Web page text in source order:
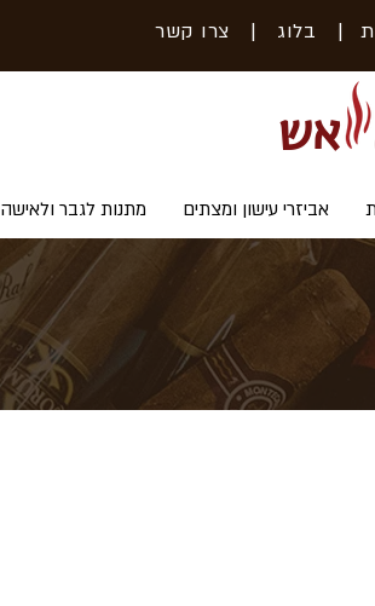
| בלוג | צרו קשר
אש
אביזרי עישון ומצתים מתנות לגבר ולאישה